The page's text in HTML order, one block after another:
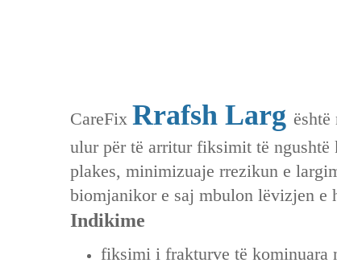
CareFix Rrafsh Larg
ulur për të arritur fiksimit të ngushtë
plakes, minimizuaje rrezikun e
biomjanikor e saj mbulon lëvizjen e
Indikime
fiksimi i frakturve të kominuara